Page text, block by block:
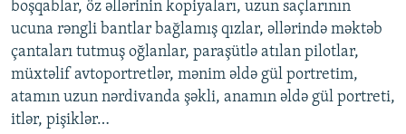
boşqablar, öz əllərinin kopiyaları, uzun saçlarının
ucuna rəngli bantlar bağlamış qızlar, əllərində məktəb
çantaları tutmuş oğlanlar, paraşütlə atılan pilotlar,
müxtəlif avtoportretlər, mənim əldə gül portretim,
atamın uzun nərdivanda şəkli, anamın əldə gül portreti,
itlər, pişiklər…